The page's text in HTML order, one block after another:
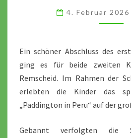
4. Februar 2026
Ein schöner Abschluss des
ging es für beide zweiten
Remscheid. Im Rahmen der
erlebten die Kinder das
„Paddington in Peru“ auf der
Gebannt verfolgten die